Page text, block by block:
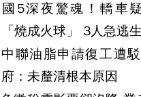
國5深夜驚魂！轎車
「燒成火球」 3人急逃
中聯油脂申請復工遭
府：未釐清根本原因